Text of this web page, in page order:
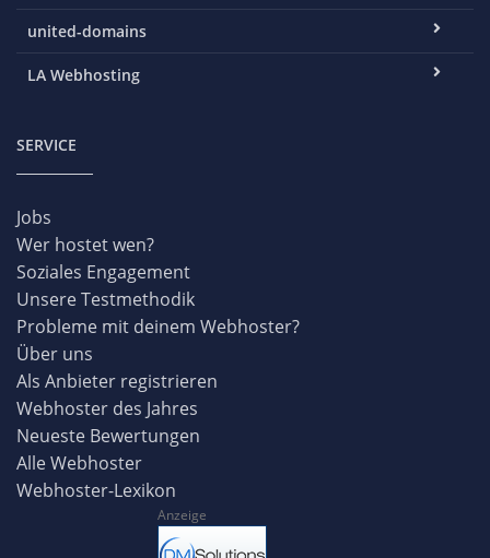
united-domains
LA Webhosting
SERVICE
Jobs
Wer hostet wen?
Soziales Engagement
Unsere Testmethodik
Probleme mit deinem Webhoster?
Über uns
Als Anbieter registrieren
Webhoster des Jahres
Neueste Bewertungen
Alle Webhoster
Webhoster-Lexikon
Anzeige